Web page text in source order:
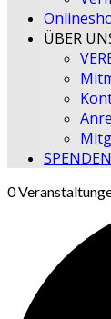
ÜBER
SPENDEN
0